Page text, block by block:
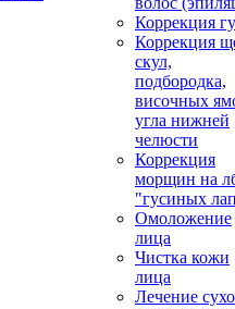
Коррекция
Коррекция
скул,
подбородка,
височных
угла нижней
челюсти
Коррекция
морщин на
"гусиных
Омоложение
лица
Чистка кожи
лица
Лечение